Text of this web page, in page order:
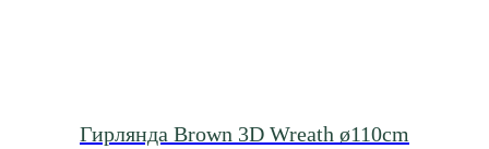
Гирлянда Brown 3D Wreath ø110cm